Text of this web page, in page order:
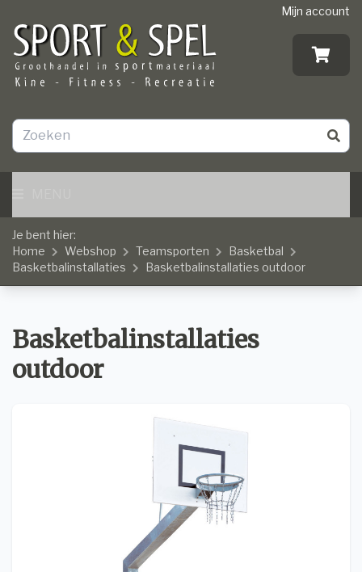
Mijn account
Je bent hier:
Home
Webshop Teamsporten
Basketbal
Basketbalinstallaties
Basketbalinstallaties outdoor
Basketbalinstallaties
outdoor